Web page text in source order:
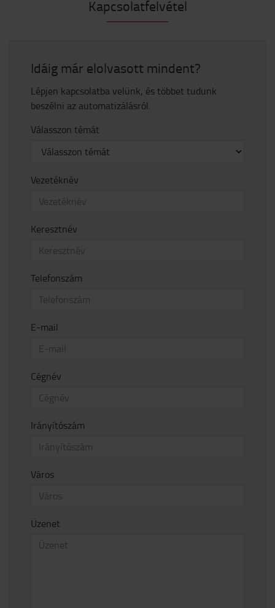
Kapcsolatfelvétel
Idáig már elolvasott mindent?
Lépjen kapcsolatba velünk, és többet tudunk
beszélni az automatizálásról.
Válasszon témát
Vezetéknév
Keresztnév
Telefonszám
E-mail
Cégnév
Irányítószám
Város
Üzenet